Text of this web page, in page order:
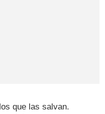
que las salvan.